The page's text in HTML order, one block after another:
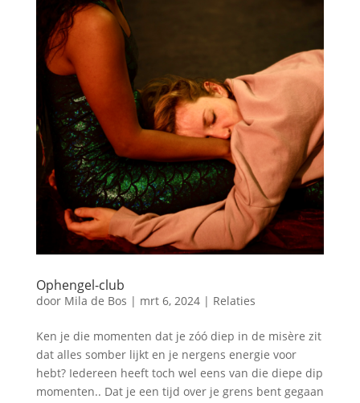
Ophengel-club
door Mila de Bos | mrt 6, 2024| Relaties
Ken je die momenten dat je zóó diep in de misère zit
dat alles somber lijkt en je nergens energie voor
hebt? Iedereen heeft toch wel eens van die diepe dip
momenten.. Dat je een tijd over je grens bent gegaan